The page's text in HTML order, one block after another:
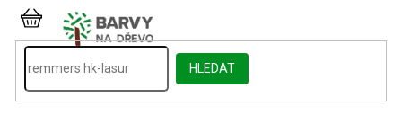
Přejít
obsah
HLEDAT
NÁKUPNÍ
KOŠÍK